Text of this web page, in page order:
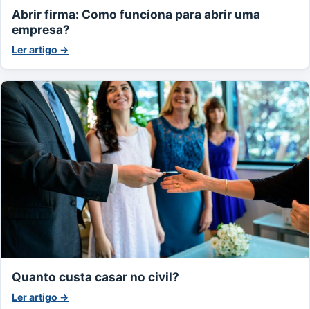
Abrir firma: Como funciona para abrir uma
empresa?
Ler artigo →
Quanto custa casar no civil?
Ler artigo →